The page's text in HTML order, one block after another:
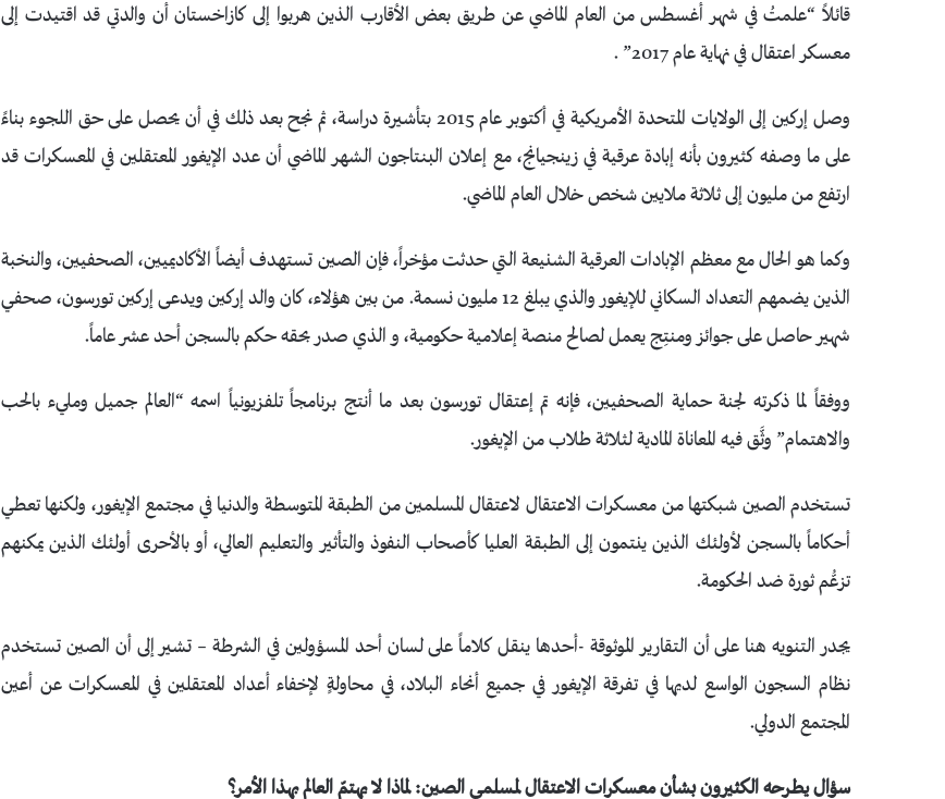
قائلاً “علمتُ في شهر أغسطس من العام الماضي عن طريق بعض الأقارب الذين هربوا إلى كازاخستان أن والدتي قد اقتيدت إلى
معسكر اعتقال في نهاية عام 2017”
.
وصل إركين إلى الولايات المتحدة الأمريكية في أكتوبر عام 2015 بتأشيرة دراسة، ثم نجح بعد ذلك في أن يحصل على حق اللجوء بناءً
على ما وصفه كثيرون بأنه إبادة عرقية في زينجيانج، مع إعلان البنتاجون الشهر الماضي أن عدد الإيغور المعتقلين في المعسكرات قد
ارتفع من مليون إلى ثلاثة ملايين شخص خلال العام الماضي.
وكما هو الحال مع معظم الإبادات العرقية الشنيعة التي حدثت مؤخراً، فإن الصين تستهدف أيضاً الأكاديميين، الصحفيين، والنخبة
الذين يضمهم التعداد السكاني للإيغور والذي يبلغ 12 مليون نسمة. من بين هؤلاء، كان والد إركين ويدعى إركين تورسون، صحفي
شهير حاصل على جوائز ومنتِج يعمل لصالح منصة إعلامية حكومية، و الذي صدر بحقه حكم بالسجن أحد عشر عاماً.
ووفقاً لما ذكرته لجنة حماية الصحفيين، فإنه تم إعتقال تورسون بعد ما أنتج برنامجاً تلفزيونياً اسمه “العالم جميل ومليء بالحب
والاهتمام” وثَّق فيه المعاناة المادية لثلاثة طلاب من الإيغور.
تستخدم الصين شبكتها من معسكرات الاعتقال لاعتقال المسلمين من الطبقة المتوسطة والدنيا في مجتمع الإيغور، ولكنها تعطي
أحكاماً بالسجن لأولئك الذين ينتمون إلى الطبقة العليا كأصحاب النفوذ والتأثير والتعليم العالي، أو بالأحرى أولئك الذين يمكنهم
تزعُّم ثورة ضد الحكومة.
يجدر التنويه هنا على أن التقارير الموثوقة -أحدها ينقل كلاماً على لسان أحد المسؤولين في الشرطة – تشير إلى أن الصين تستخدم
نظام السجون الواسع لديها في تفرقة الإيغور في جميع أنحاء البلاد، في محاولةٍ لإخفاء أعداد المعتقلين في المعسكرات عن أعين
المجتمع الدولي.
سؤال يطرحه الكثيرون بشأن معسكرات الاعتقال لمسلمي الصين: لماذا لا يهتمّ العالم بهذا الأمر؟